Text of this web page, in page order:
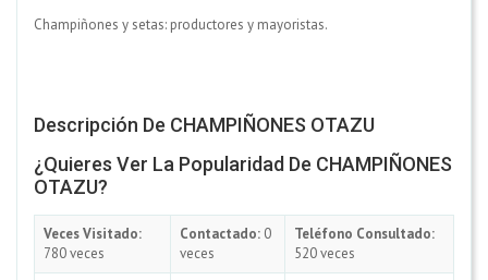
Champiñones y setas: productores y mayoristas.
Descripción De CHAMPIÑONES OTAZU
¿Quieres Ver La Popularidad De CHAMPIÑONES
OTAZU?
Veces Visitado:
780 veces
Contactado: 0
veces
Teléfono Consultado:
520 veces